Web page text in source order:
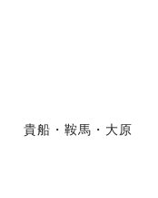
貴船・鞍馬・大原